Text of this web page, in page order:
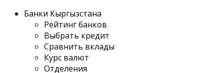
Банки Кыргызстана
Рейтинг банков
Выбрать кредит
Сравнить вклады
Курс валют
Отделения